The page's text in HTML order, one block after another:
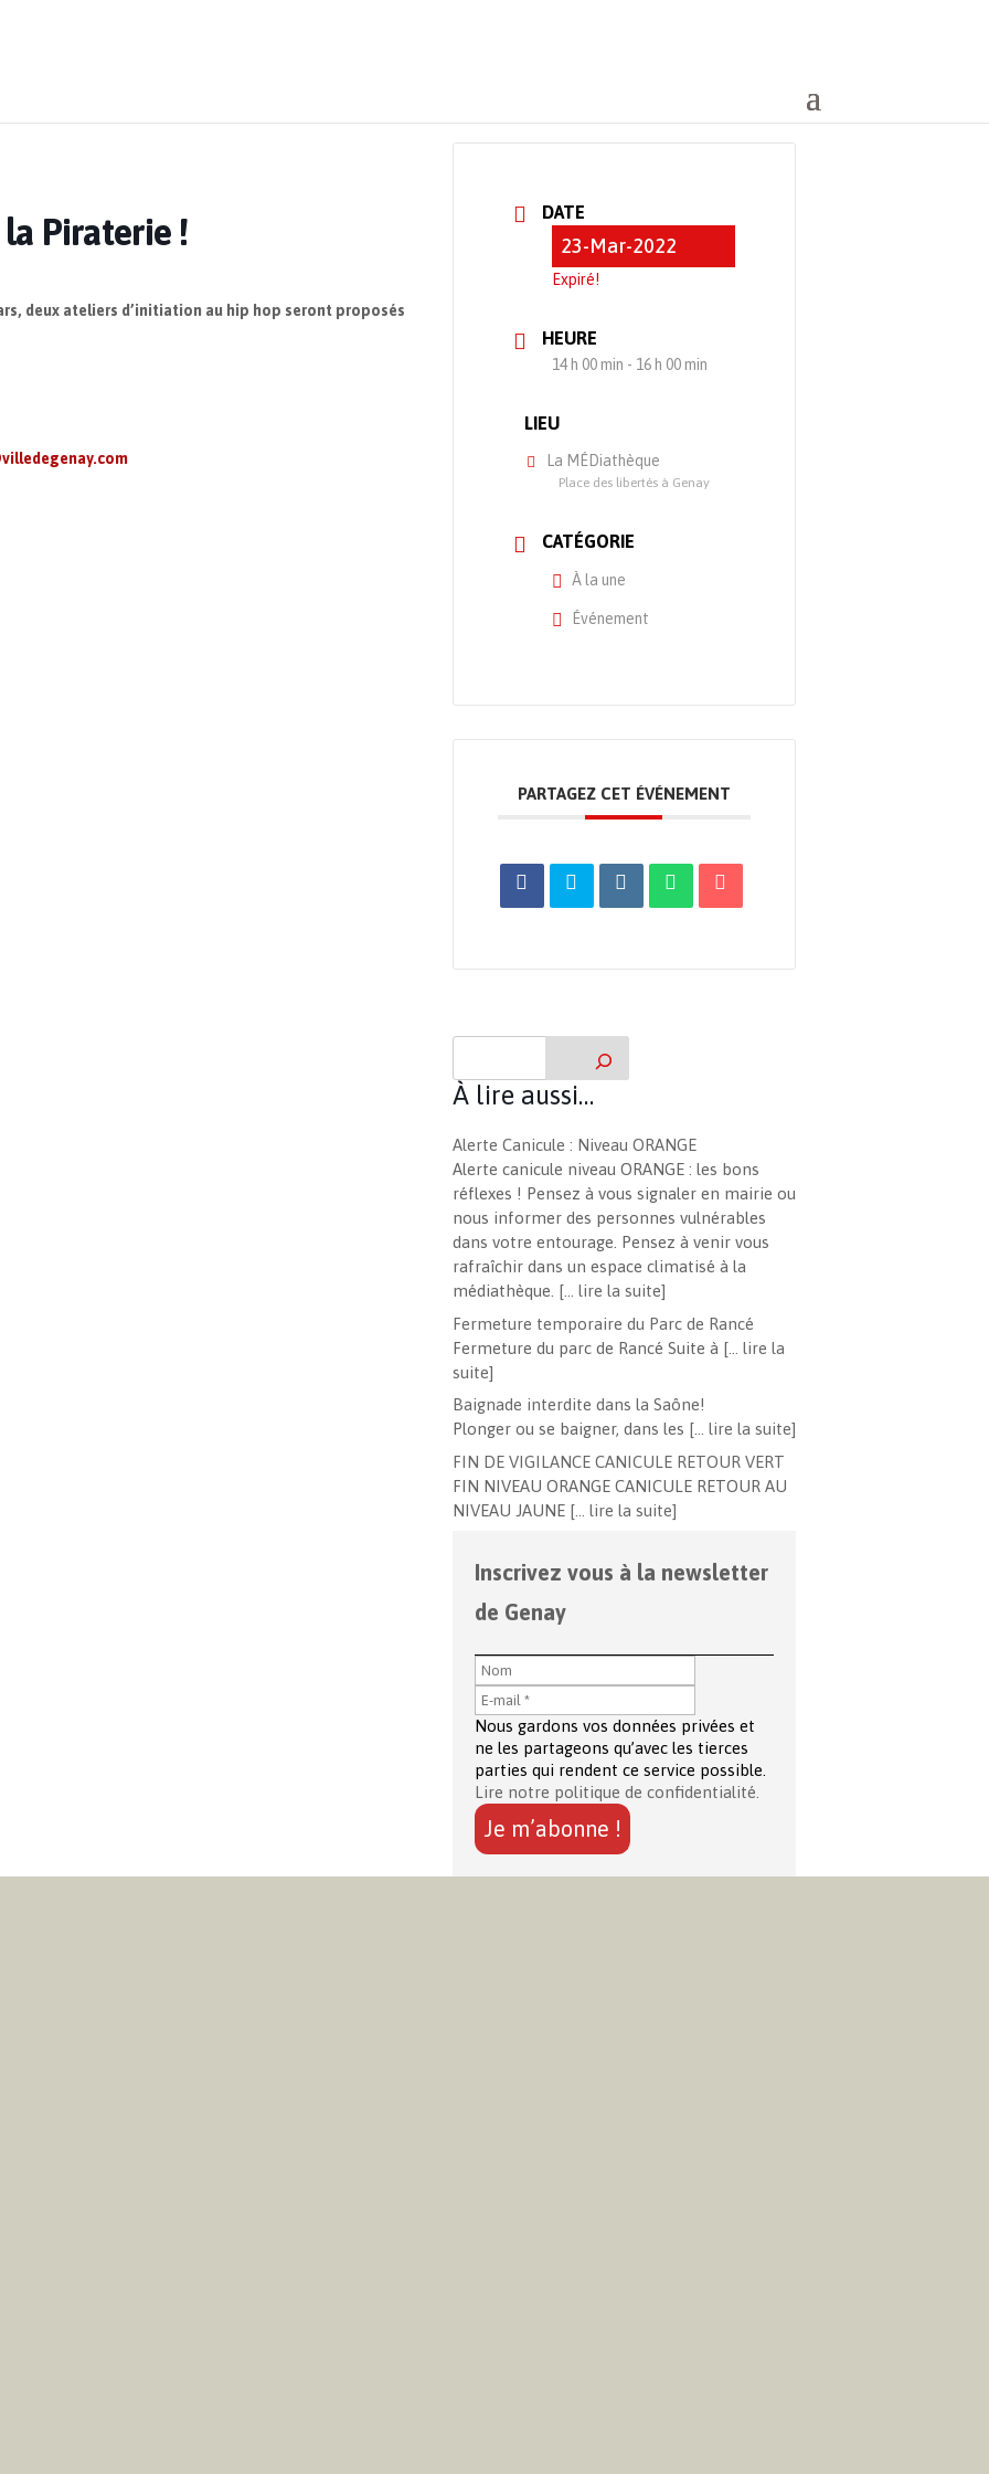
Piraterie !
deux ateliers d’initiation au hip hop seront proposés
DATE
23-Mar-2022
Expiré!
HEURE
14 h 00 min - 16 h 00 min
LIEU
La MÉDiathèque
Place des libertés à Genay
CATÉGORIE
À la une
Événement
PARTAGEZ CET ÉVÉNEMENT
À lire aussi…
Alerte Canicule : Niveau ORANGE
Alerte canicule niveau ORANGE : les bons
réflexes ! Pensez à vous signaler en mairie ou
nous informer des personnes vulnérables
dans votre entourage. Pensez à venir vous
rafraîchir dans un espace climatisé à la
médiathèque. [… lire la suite]
Fermeture temporaire du Parc de Rancé
Fermeture du parc de Rancé Suite à [… lire la
suite]
Baignade interdite dans la Saône!
Plonger ou se baigner, dans les [… lire la suite]
FIN DE VIGILANCE CANICULE RETOUR VERT
FIN NIVEAU ORANGE CANICULE RETOUR AU
NIVEAU JAUNE[… lire la suite]
Inscrivez vous à la newsletter
de Genay
Nous gardons vos données privées et
ne les partageons qu’avec les tierces
parties qui rendent ce service possible.
Lire notre politique de confidentialité.